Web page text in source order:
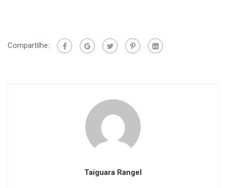
Compartilhe:
Taiguara Rangel